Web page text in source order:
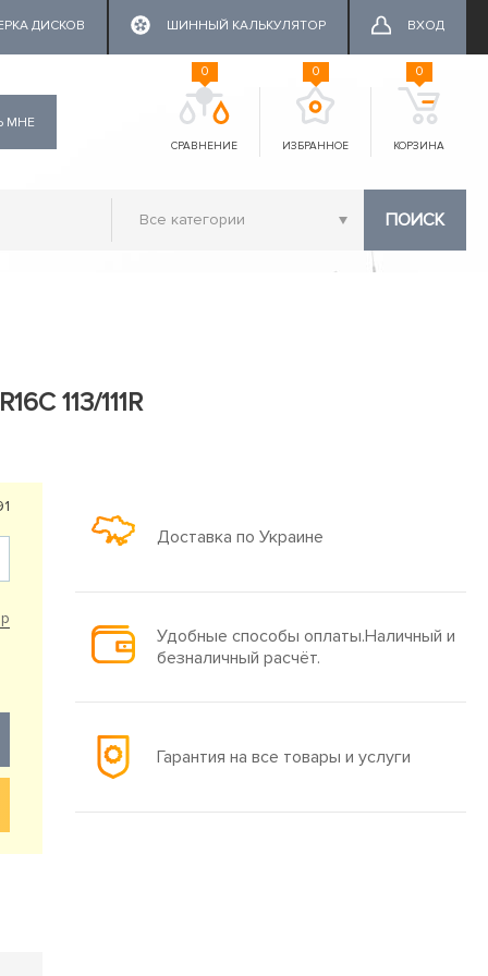
ДИСКОВ ШИННЫЙ КАЛЬКУЛЯТОР ВХОД
МНЕ
СРАВНЕНИЕ
0
ИЗБРАННОЕ
0
КОРЗИНА
0
ПОИСК
113/111R
Доставка по Украине
Удобные способы оплаты.Наличный и
безналичный расчёт.
Гарантия на все товары и услуги